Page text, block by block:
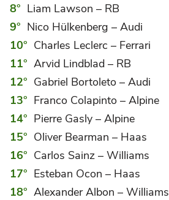
Liam Lawson – RB
Nico Hülkenberg – Audi
Charles Leclerc – Ferrari
Arvid Lindblad – RB
Gabriel Bortoleto – Audi
Franco Colapinto – Alpine
Pierre Gasly – Alpine
Oliver Bearman – Haas
Carlos Sainz – Williams
Esteban Ocon – Haas
Alexander Albon – Williams